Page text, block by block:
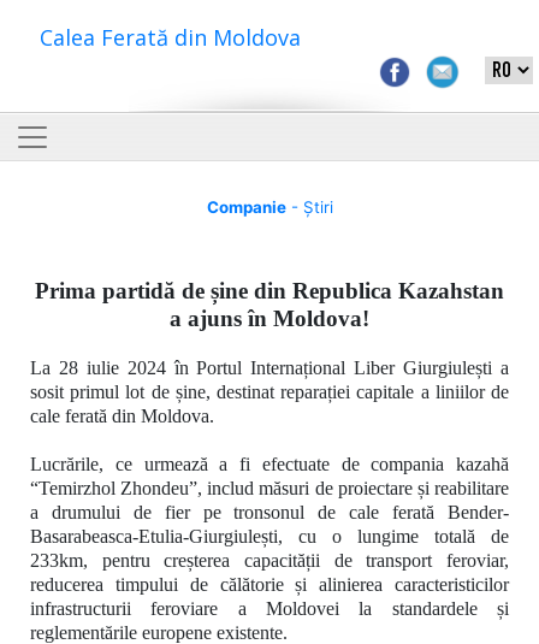
Calea Ferată din Moldova
Companie- Știri
Prima partidă de șine din Republica Kazahstan
a ajuns în Moldova!
La 28 iulie 2024 în Portul Internațional Liber Giurgiulești a
sosit primul lot de șine, destinat reparației capitale a liniilor de
cale ferată din Moldova.
Lucrările, ce urmează a fi efectuate de compania kazahă
“Temirzhol Zhondeu”, includ măsuri de proiectare și reabilitare
a drumului de fier pe tronsonul de cale ferată Bender-
Basarabeasca-Etulia-Giurgiulești, cu o lungime totală de
233km, pentru creșterea capacității de transport feroviar,
reducerea timpului de călătorie și alinierea caracteristicilor
infrastructurii feroviare a Moldovei la standardele și
reglementările europene existente.